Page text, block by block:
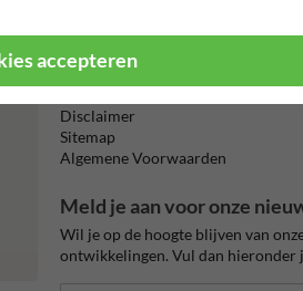
Product(en) retourneren
Disclaimer
Sitemap
Algemene Voorwaarden
Meld je aan voor onze
Wil je op de hoogte blijven van
ontwikkelingen. Vul dan hieronder
accepteren